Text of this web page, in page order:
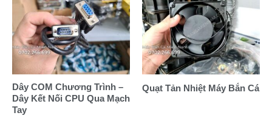
Dây COM Chương Trình –
Dây Kết Nối CPU Qua Mạch
Tay
Quạt Tản Nhiệt Máy Bắn Cá